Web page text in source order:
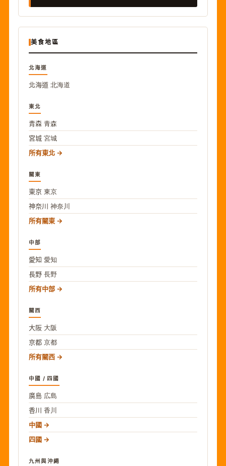
美食地區
北海道
北海道 北海道
東北
青森 青森
宮城 宮城
所有東北
關東
東京 東京
神奈川 神奈川
所有關東
中部
愛知 愛知
長野 長野
所有中部
關西
大阪 大阪
京都 京都
所有關西
中國 / 四國
廣島 広島
香川 香川
中國
四國
九州與沖繩